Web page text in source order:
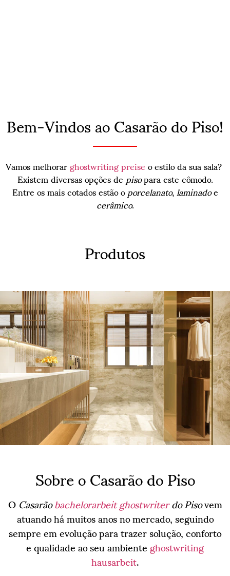
Bem-Vindos ao Casarão do Piso!
Vamos melhorarghostwriting preiseo estilo da sua sala?
Existem diversas opções depisopara este cômodo.
Entre os mais cotados estão oporcelanato,laminadoe
cerâmico.
Produtos
Sobre o Casarão do Piso
OCasarãobachelorarbeit ghostwriterdo Pisovem
atuando há muitos anos no mercado, seguindo
sempre em evolução para trazer solução, conforto
e qualidade ao seu ambienteghostwriting
hausarbeit.